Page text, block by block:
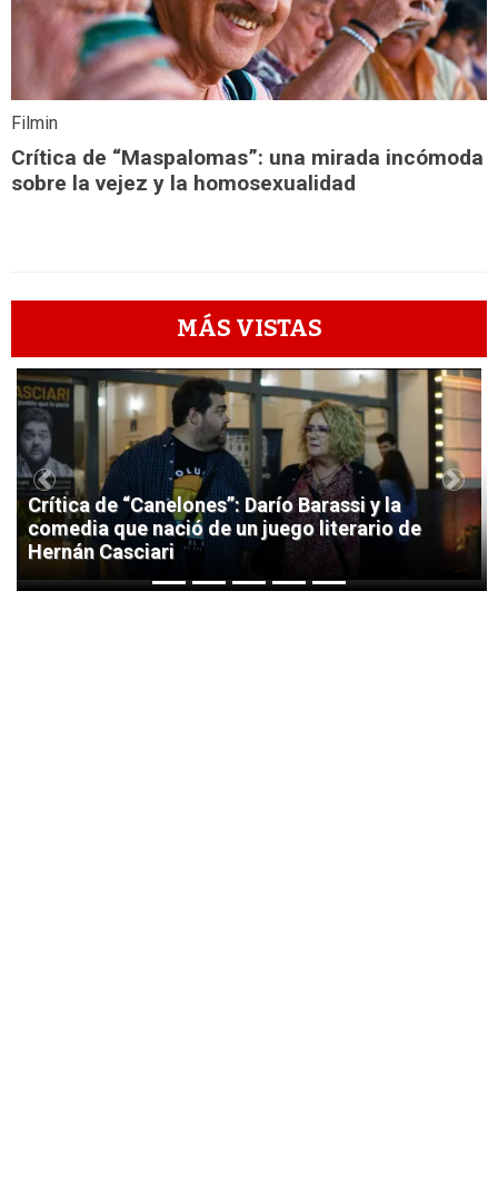
Filmin
Crítica de “Maspalomas”: una mirada incómoda
sobre la vejez y la homosexualidad
MÁS VISTAS
1
Crítica de “Canelones”: Darío Barassi y la
comedia que nació de un juego literario de
Hernán Casciari
Previous Next